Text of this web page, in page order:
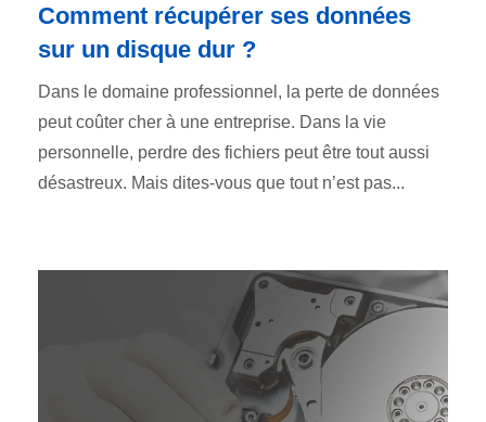
Comment récupérer ses données
sur un disque dur ?
Dans le domaine professionnel, la perte de données
peut coûter cher à une entreprise. Dans la vie
personnelle, perdre des fichiers peut être tout aussi
désastreux. Mais dites-vous que tout n’est pas...